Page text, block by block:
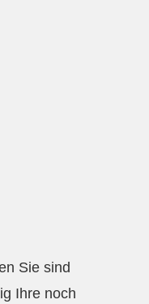
Sie sind
Ihre noch